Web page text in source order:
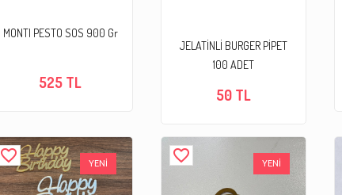
MONTI PESTO SOS 900 Gr
525 TL
JELATİNLİ BURGER PİPET
100 ADET
50 TL
favorite_border YENİ favorite_border YENİ